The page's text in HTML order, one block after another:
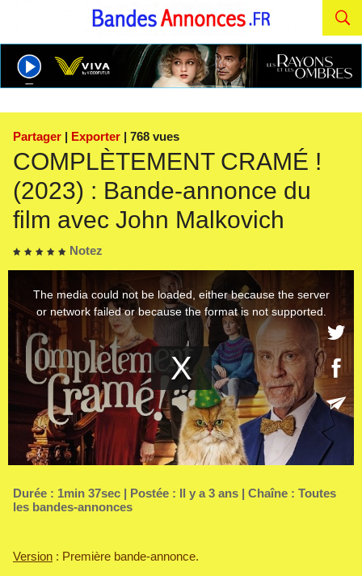
Partager | Exporter | 768 vues
COMPLÈTEMENT CRAMÉ !
(2023) : Bande-annonce du
film avec John Malkovich
Notez
Durée : 1min 37sec | Postée : Il y a 3 ans | Chaîne : Toutes
les bandes-annonces
Version : Première bande-annonce.